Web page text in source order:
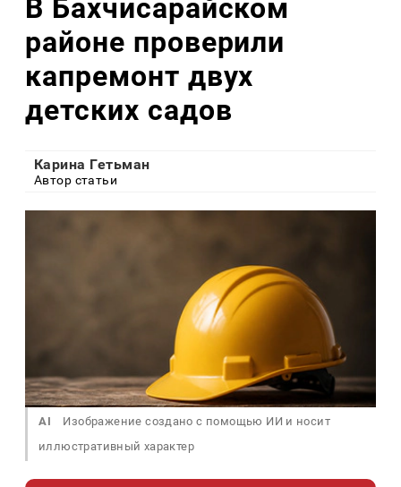
В Бахчисарайском
районе проверили
капремонт двух
детских садов
Карина Гетьман
Автор статьи
AI
Изображение создано с помощью ИИ и носит
иллюстративный характер